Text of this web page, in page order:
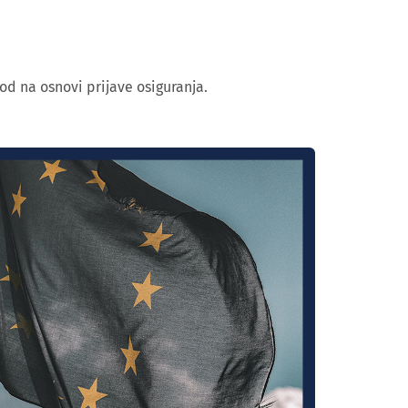
na osnovi prijave osiguranja.